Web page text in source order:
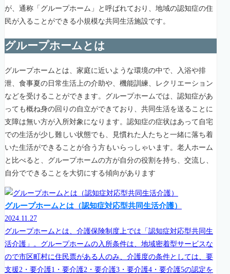
が、通称「グループホーム」と呼ばれており、地域の認知症の住
民が入ることができる小規模な共同生活施設です。
グループホームとは
グループホームとは、家庭に近いような環境の中で、入浴や排
泄、食事夏の日常生活上の介助や、機能訓練、レクリエーション
などを受けることができます。グループホームでは、認知症があ
っても概ね身の回りの自立ができており、共同生活を送ることに
支障は無い方が入所対象になります。認知症の症状はあって自宅
での生活が少し難しい状態でも、見慣れた人たちと一緒に落ち着
いた生活ができることが合う方もいらっしゃいます。老人ホーム
と比べると、グループホームの方が自分の役割を持ち、交流し、
自分でできることを大切にする傾向があります
グループホームとは（認知症対応型共同生活介護）
2024.11.27
グループホームとは、介護保険制度上では「認知症対応型共同生
活介護」。グループホームの入所条件は、地域密着型サービスな
ので市区町村に住民票がある人のみ、介護度の条件としては、要
支援2・要介護1・要介護2・要介護3・要介護4・要介護5の認定を